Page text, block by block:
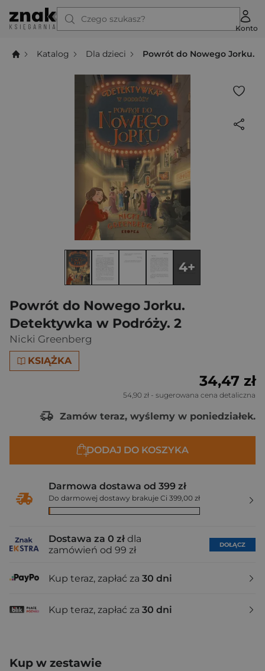
Czego szukasz?
Konto
Katalog Dla dzieci Powrót do Nowego Jorku.
Powrót do Nowego Jorku.
Detektywka w Podróży. 2
Nicki Greenberg
KSIĄŻKA
4+
34,47 zł
54,90 zł - sugerowana cena detaliczna
Zamów teraz, wyślemy w poniedziałek.
DODAJ DO KOSZYKA
Darmowa dostawa od 399 zł
Do darmowej dostawy brakuje Ci 399,00 zł
Dostawa za 0 zł dla
zamówień od 99 zł
DOŁĄCZ
Kup teraz, zapłać za 30 dni
Kup teraz, zapłać za 30 dni
Kup w zestawie